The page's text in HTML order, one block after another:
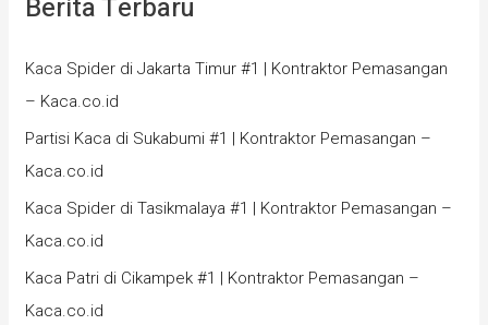
Berita Terbaru
Kaca Spider di Jakarta Timur #1 | Kontraktor Pemasangan
– Kaca.co.id
Partisi Kaca di Sukabumi #1 | Kontraktor Pemasangan –
Kaca.co.id
Kaca Spider di Tasikmalaya #1 | Kontraktor Pemasangan –
Kaca.co.id
Kaca Patri di Cikampek #1 | Kontraktor Pemasangan –
Kaca.co.id